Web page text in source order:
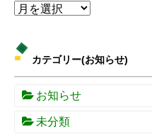
カテゴリー(お知らせ)
お知らせ
未分類